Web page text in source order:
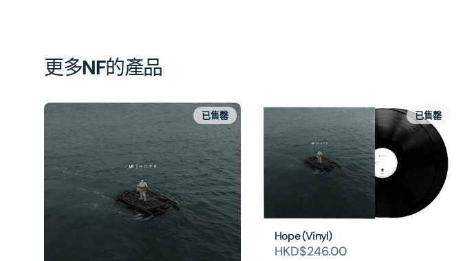
更多NF的產品
已售罄
Hope (Vinyl)
HKD$246.00
已售罄